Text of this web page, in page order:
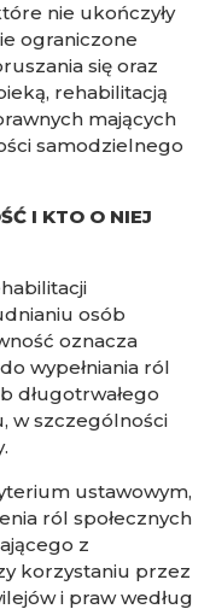
nie ukończyły
ograniczone
się oraz
rehabilitacją
mających
samodzielnego
I KTO O NIEJ
osób
oznacza
wypełniania ról
długotrwałego
w szczególności
ustawowym,
ról społecznych
z
korzystaniu przez
i praw według